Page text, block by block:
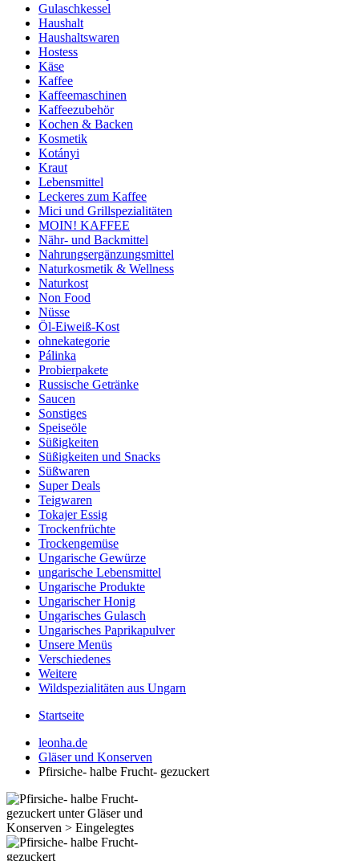
Gulaschkessel
Haushalt
Haushaltswaren
Hostess
Käse
Kaffee
Kaffeemaschinen
Kaffeezubehör
Kochen & Backen
Kosmetik
Kotányi
Kraut
Lebensmittel
Leckeres zum Kaffee
Mici und Grillspezialitäten
MOIN! KAFFEE
Nähr- und Backmittel
Nahrungsergänzungsmittel
Naturkosmetik & Wellness
Naturkost
Non Food
Nüsse
Öl-Eiweiß-Kost
ohnekategorie
Pálinka
Probierpakete
Russische Getränke
Saucen
Sonstiges
Speiseöle
Süßigkeiten
Süßigkeiten und Snacks
Süßwaren
Super Deals
Teigwaren
Tokajer Essig
Trockenfrüchte
Trockengemüse
Ungarische Gewürze
ungarische Lebensmittel
Ungarische Produkte
Ungarischer Honig
Ungarisches Gulasch
Ungarisches Paprikapulver
Unsere Menüs
Verschiedenes
Weitere
Wildspezialitäten aus Ungarn
Startseite
leonha.de
Gläser und Konserven
Pfirsiche- halbe Frucht- gezuckert